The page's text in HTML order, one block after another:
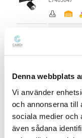
Denna webbplats
Vi använder
och annonserna till
sociala medier och
även sådana
BOOM
BOOM
E7403840